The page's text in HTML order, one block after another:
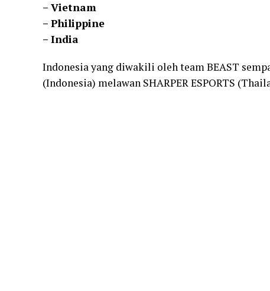
– Vietnam
– Philippine
– India
Indonesia yang diwakili oleh team BEAST
(Indonesia) melawan SHARPER ESPORTS